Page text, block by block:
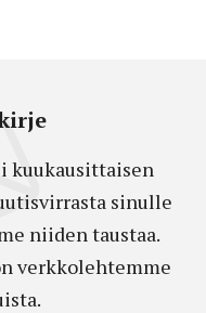
kuukausittaisen
sinulle
niiden taustaa.
verkkolehtemme